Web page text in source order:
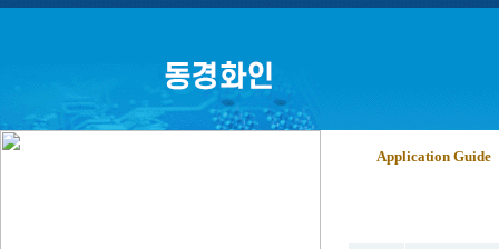
Application Guide